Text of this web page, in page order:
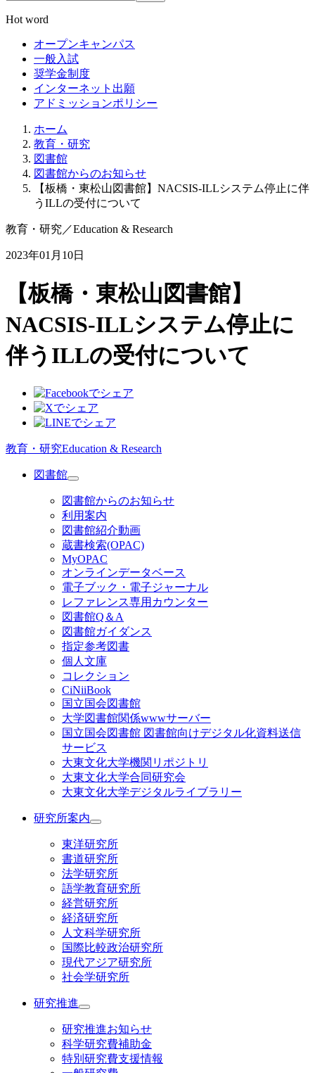
Hot word
オープンキャンパス
一般入試
奨学金制度
インターネット出願
アドミッションポリシー
ホーム
教育・研究
図書館
図書館からのお知らせ
【板橋・東松山図書館】NACSIS-ILLシステム停止に伴
うILLの受付について
教育・研究 ／Education & Research
2023年01月10日
【板橋・東松山図書館】
NACSIS-ILLシステム停止に
伴うILLの受付について
教育・研究Education & Research
図書館
図書館からのお知らせ
利用案内
図書館紹介動画
蔵書検索(OPAC)
MyOPAC
オンラインデータベース
電子ブック・電子ジャーナル
レファレンス専用カウンター
図書館Q＆A
図書館ガイダンス
指定参考図書
個人文庫
コレクション
CiNiiBook
国立国会図書館
大学図書館関係wwwサーバー
国立国会図書館 図書館向けデジタル化資料送信
サービス
大東文化大学機関リポジトリ
大東文化大学合同研究会
大東文化大学デジタルライブラリー
研究所案内
東洋研究所
書道研究所
法学研究所
語学教育研究所
経営研究所
経済研究所
人文科学研究所
国際比較政治研究所
現代アジア研究所
社会学研究所
研究推進
研究推進お知らせ
科学研究費補助金
特別研究費支援情報